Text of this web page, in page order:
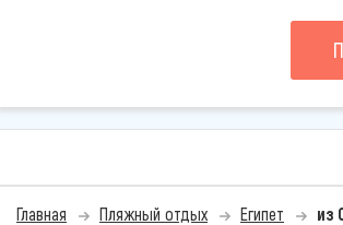
Главная Пляжный отдых Египет из